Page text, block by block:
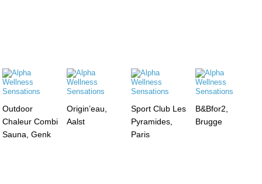
Outdoor
Chaleur Combi
Sauna, Genk
Origin’eau,
Aalst
Sport Club Les
Pyramides,
Paris
B&Bfor2,
Brugge